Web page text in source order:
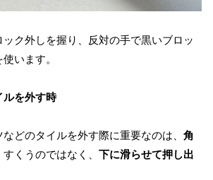
ク外しを握り、反対の手で黒いブロッ
います。
を外す時
どのタイルを外す際に重要なのは、 角
すくうのではなく、 下に滑らせて押し出